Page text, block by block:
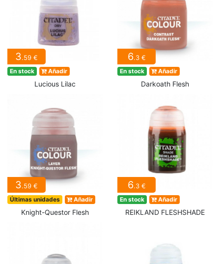
3.59 €
En stock Añadir
Lucious Lilac
6.3 €
En stock Añadir
Darkoath Flesh
3.59 €
Últimas unidades Añadir
Knight-Questor Flesh
6.3 €
En stock Añadir
REIKLAND FLESHSHADE